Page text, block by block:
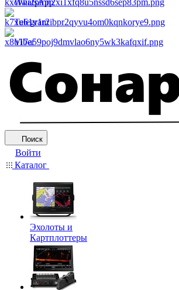
WhatsApp
Telegram
Viber
Поиск
Войти
Каталог
Эхолоты и
Картплоттеры